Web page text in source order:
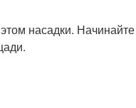
насадки.